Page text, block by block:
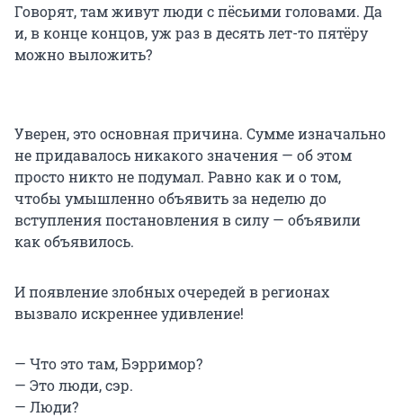
Говорят, там живут люди с пёсьими головами. Да
и, в конце концов, уж раз в десять лет-то пятёру
можно выложить?
Уверен, это основная причина. Сумме изначально
не придавалось никакого значения — об этом
просто никто не подумал. Равно как и о том,
чтобы умышленно объявить за неделю до
вступления постановления в силу — объявили
как объявилось.
И появление злобных очередей в регионах
вызвало искреннее удивление!
— Что это там, Бэрримор?
— Это люди, сэр.
— Люди?